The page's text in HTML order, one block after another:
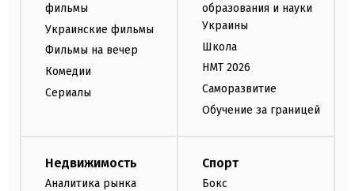
фильмы
Украинские фильмы
Фильмы на вечер
Комедии
Сериалы
образования и науки
Украины
Школа
НМТ 2026
Саморазвитие
Обучение за границей
Недвижимость
Аналитика рынка
Спорт
Бокс